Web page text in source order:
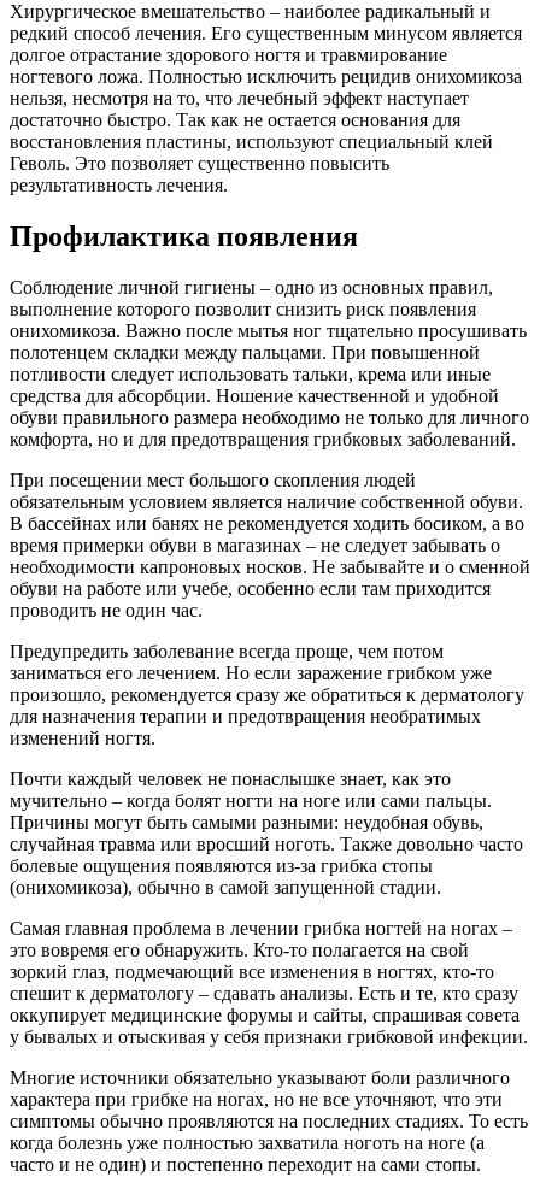
Хирургическое вмешательство – наиболее радикальный и
редкий способ лечения. Его существенным минусом является
долгое отрастание здорового ногтя и травмирование
ногтевого ложа. Полностью исключить рецидив онихомикоза
нельзя, несмотря на то, что лечебный эффект наступает
достаточно быстро. Так как не остается основания для
восстановления пластины, используют специальный клей
Геволь. Это позволяет существенно повысить
результативность лечения.
Профилактика появления
Соблюдение личной гигиены – одно из основных правил,
выполнение которого позволит снизить риск появления
онихомикоза. Важно после мытья ног тщательно просушивать
полотенцем складки между пальцами. При повышенной
потливости следует использовать тальки, крема или иные
средства для абсорбции. Ношение качественной и удобной
обуви правильного размера необходимо не только для личного
комфорта, но и для предотвращения грибковых заболеваний.
При посещении мест большого скопления людей
обязательным условием является наличие собственной обуви.
В бассейнах или банях не рекомендуется ходить босиком, а во
время примерки обуви в магазинах – не следует забывать о
необходимости капроновых носков. Не забывайте и о сменной
обуви на работе или учебе, особенно если там приходится
проводить не один час.
Предупредить заболевание всегда проще, чем потом
заниматься его лечением. Но если заражение грибком уже
произошло, рекомендуется сразу же обратиться к дерматологу
для назначения терапии и предотвращения необратимых
изменений ногтя.
Почти каждый человек не понаслышке знает, как это
мучительно – когда болят ногти на ноге или сами пальцы.
Причины могут быть самыми разными: неудобная обувь,
случайная травма или вросший ноготь. Также довольно часто
болевые ощущения появляются из-за грибка стопы
(онихомикоза), обычно в самой запущенной стадии.
Самая главная проблема в лечении грибка ногтей на ногах –
это вовремя его обнаружить. Кто-то полагается на свой
зоркий глаз, подмечающий все изменения в ногтях, кто-то
спешит к дерматологу – сдавать анализы. Есть и те, кто сразу
оккупирует медицинские форумы и сайты, спрашивая совета
у бывалых и отыскивая у себя признаки грибковой инфекции.
Многие источники обязательно указывают боли различного
характера при грибке на ногах, но не все уточняют, что эти
симптомы обычно проявляются на последних стадиях. То есть
когда болезнь уже полностью захватила ноготь на ноге (а
часто и не один) и постепенно переходит на сами стопы.